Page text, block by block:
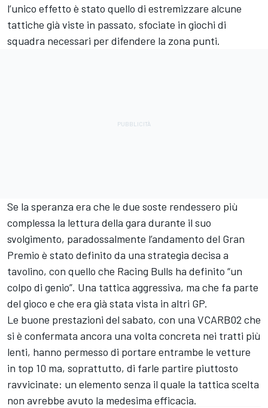
l’unico effetto è stato quello di estremizzare alcune
tattiche già viste in passato, sfociate in giochi di
squadra necessari per difendere la zona punti.
Se la speranza era che le due soste rendessero più
complessa la lettura della gara durante il suo
svolgimento, paradossalmente l’andamento del Gran
Premio è stato definito da una strategia decisa a
tavolino, con quello che Racing Bulls ha definito “un
colpo di genio”. Una tattica aggressiva, ma che fa parte
del gioco e che era già stata vista in altri GP.
Le buone prestazioni del sabato, con una VCARB02 che
si è confermata ancora una volta concreta nei tratti più
lenti, hanno permesso di portare entrambe le vetture
in top 10 ma, soprattutto, di farle partire piuttosto
ravvicinate: un elemento senza il quale la tattica scelta
non avrebbe avuto la medesima efficacia.